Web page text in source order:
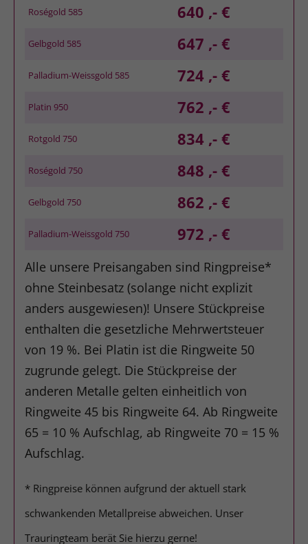
Roségold 585 640 ,- €
Gelbgold 585 647 ,- €
Palladium-Weissgold 585 724 ,- €
Platin 950 762 ,- €
Rotgold 750 834 ,- €
Roségold 750 848 ,- €
Gelbgold 750 862 ,- €
Palladium-Weissgold 750 972 ,- €
Alle unsere Preisangaben sind Ringpreise*
ohne Steinbesatz (solange nicht explizit
anders ausgewiesen)! Unsere Stückpreise
enthalten die gesetzliche Mehrwertsteuer
von 19 %. Bei Platin ist die Ringweite 50
zugrunde gelegt. Die Stückpreise der
anderen Metalle gelten einheitlich von
Ringweite 45 bis Ringweite 64. Ab Ringweite
65 = 10 % Aufschlag, ab Ringweite 70 = 15 %
Aufschlag.
* Ringpreise können aufgrund der aktuell stark
schwankenden Metallpreise abweichen. Unser
Trauringteam berät Sie hierzu gerne!